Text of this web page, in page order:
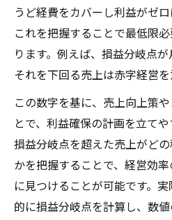
うど経費をカバーし利益がゼ
これを把握することで最低限
ります。例えば、損益分岐点が
それを下回る売上は赤字経営を
この数字を基に、売上向上策
とで、利益確保の計画を立てや
損益分岐点を超えた売上がど
かを把握することで、経営効
に見つけることが可能です。
的に損益分岐点を計算し、数